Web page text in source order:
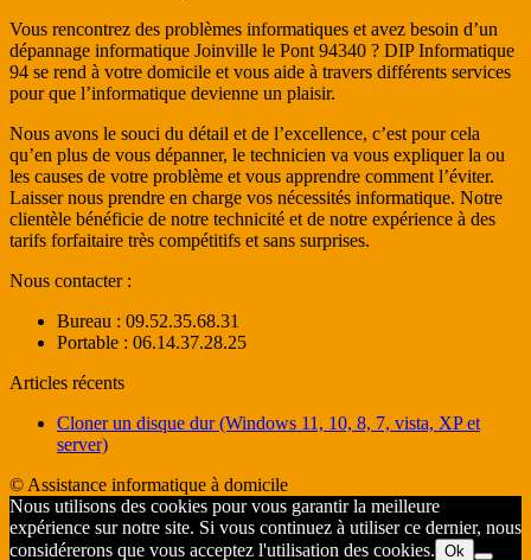
Vous rencontrez des problèmes informatiques et avez besoin d’un
dépannage informatique Joinville le Pont 94340 ? DIP Informatique
94 se rend à votre domicile et vous aide à travers différents services
pour que l’informatique devienne un plaisir.
Nous avons le souci du détail et de l’excellence, c’est pour cela
qu’en plus de vous dépanner, le technicien va vous expliquer la ou
les causes de votre problème et vous apprendre comment l’éviter.
Laisser nous prendre en charge vos nécessités informatique. Notre
clientèle bénéficie de notre technicité et de notre expérience à des
tarifs forfaitaire très compétitifs et sans surprises.
Nous contacter :
Bureau : 09.52.35.68.31
Portable : 06.14.37.28.25
Articles récents
Cloner un disque dur (Windows 11, 10, 8, 7, vista, XP et
server)
© Assistance informatique à domicile
Nous utilisons des cookies pour vous garantir la meilleure
expérience sur notre site. Si vous continuez à utiliser ce dernier, nous
considérerons que vous acceptez l'utilisation des cookies. Ok